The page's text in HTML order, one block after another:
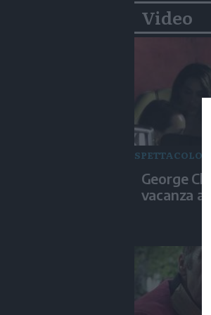
Video
SPETTACOLO
George
vacanza a